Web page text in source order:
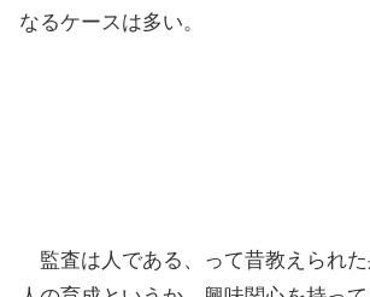
なるケースは多い。
監査は人である、って昔教えられた